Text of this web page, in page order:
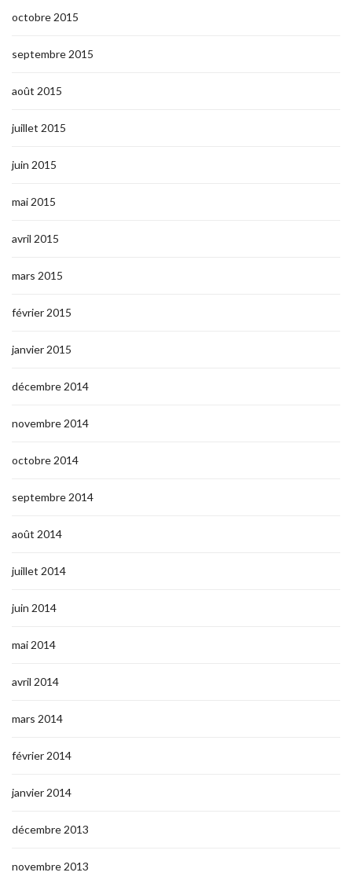
octobre 2015
septembre 2015
août 2015
juillet 2015
juin 2015
mai 2015
avril 2015
mars 2015
février 2015
janvier 2015
décembre 2014
novembre 2014
octobre 2014
septembre 2014
août 2014
juillet 2014
juin 2014
mai 2014
avril 2014
mars 2014
février 2014
janvier 2014
décembre 2013
novembre 2013